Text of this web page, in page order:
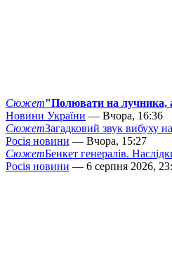
Сюжет"Полювати на лучника,
Новини України — Вчора, 16:36
СюжетЗагадковий звук вибуху
Росія новини — Вчора, 15:27
СюжетБенкет генералів.
Росія новини — 6 серпня 2026,